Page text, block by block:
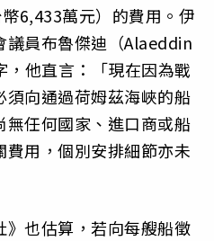
6,433萬元）的費用。伊
議員布魯傑迪（Alaeddin
他直言：「現在因為戰
向通過荷姆茲海峽的船
任何國家、進口商或船
用，個別安排細節亦未
也估算，若向每艘船徵